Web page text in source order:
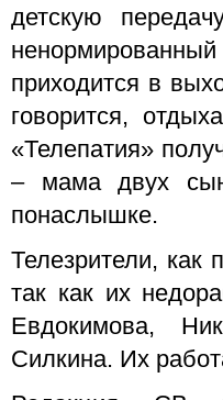
детскую
приходится в
говорится,
«Телепатия»
– мама двух
понаслышке.
Телезрители, как
так как их
Евдокимова,
Силкина. Их